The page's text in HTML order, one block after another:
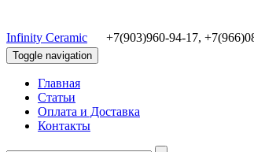
Infinity Ceramic +7(903)960-94-17,
Toggle navigation
Главная
Статьи
Оплата и Доставка
Контакты